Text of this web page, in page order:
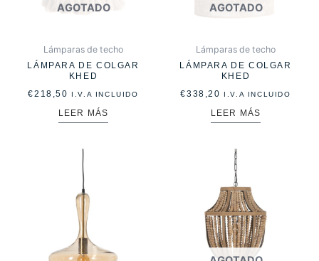
AGOTADO
Lámparas de techo
LÁMPARA DE COLGAR
KHED
€218,50 I.V.A INCLUIDO
LEER MÁS
AGOTADO
Lámparas de techo
LÁMPARA DE COLGAR
KHED
€338,20 I.V.A INCLUIDO
LEER MÁS